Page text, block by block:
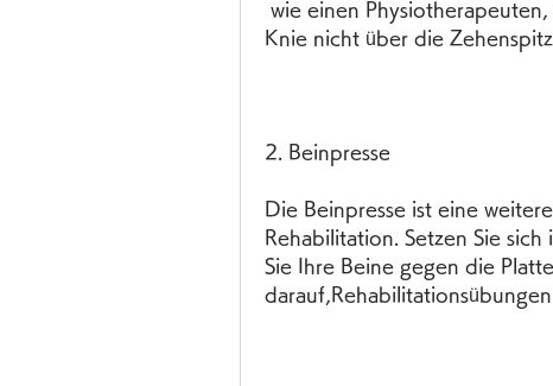
Knie nicht über die
2. Beinpresse
Die Beinpresse ist eine
Rehabilitation. Setzen Sie
Sie Ihre Beine gegen die